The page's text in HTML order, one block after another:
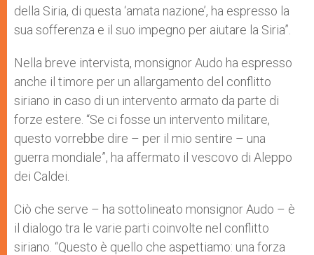
della Siria, di questa ‘amata nazione’, ha espresso la
sua sofferenza e il suo impegno per aiutare la Siria”.
Nella breve intervista, monsignor Audo ha espresso
anche il timore per un allargamento del conflitto
siriano in caso di un intervento armato da parte di
forze estere. “Se ci fosse un intervento militare,
questo vorrebbe dire – per il mio sentire – una
guerra mondiale”, ha affermato il vescovo di Aleppo
dei Caldei.
Ciò che serve – ha sottolineato monsignor Audo – è
il dialogo tra le varie parti coinvolte nel conflitto
siriano. “Questo è quello che aspettiamo: una forza